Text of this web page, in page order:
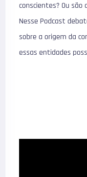
conscientes? Ou
Nesse Podcast
sobre a origem da
essas entidades